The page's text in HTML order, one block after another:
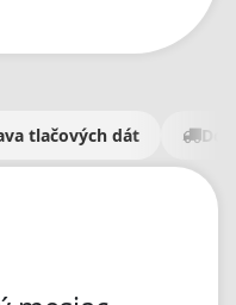
tlačových dát